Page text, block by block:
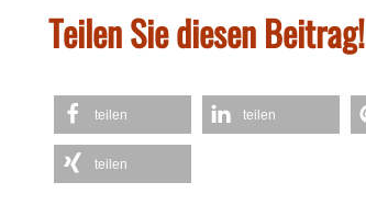
Teilen Sie diesen Beitrag!
teilen teilen
teilen